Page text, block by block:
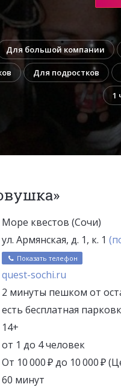
Для большой компании
Для подростков
1
Море квестов (Сочи)
ул. Армянская, д. 1, к. 1
Показать телефон
quest-sochi.ru
2 минуты пешком от
есть бесплатная
14+
от 1 до 4 человек
От 10 000 ₽ до 10 000 ₽
60 минут